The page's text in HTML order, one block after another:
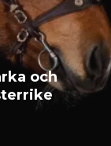
och